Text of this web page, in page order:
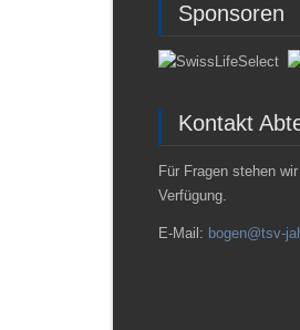
Sponsoren
Kontakt
Für Fragen stehen
Verfügung.
E-Mail: bogen@tsv-